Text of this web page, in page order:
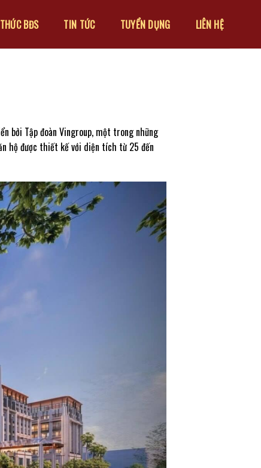
BĐS TIN TỨC TUYỂN DỤNG LIÊN HỆ
bởi Tập đoàn Vingroup, một trong những
hộ được thiết kế với diện tích từ 25 đến